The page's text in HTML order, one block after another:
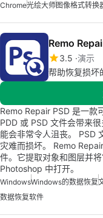
Chrome光绘大师图像格式转换
Remo
3.5 演示
帮助恢复损坏
Remo Repair PSD 是一款
PDD 或 PSD 文件会带来
能会非常令人沮丧。 PSD
灾难而损坏。 Remo
件。它提取对象和图层并
Photoshop 中打开。
WindowsWindows的数据恢复
数据恢复软件